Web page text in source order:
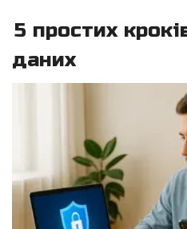
5 простих
даних